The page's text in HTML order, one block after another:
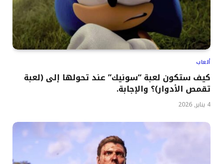
ألعاب
كيف ستكون لعبة “سونيك” عند تحولها إلى (لعبة
تقمص الأدوار)؟ والإجابة.
4 يناير, 2026